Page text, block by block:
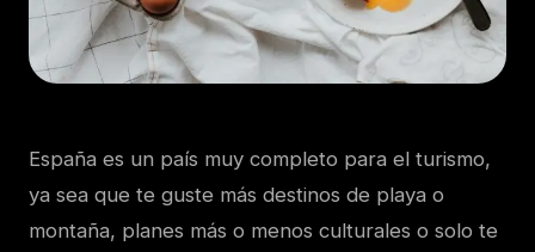
España es un país muy completo para el turismo,
ya sea que te guste más destinos de playa o
montaña, planes más o menos culturales o solo te